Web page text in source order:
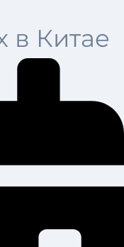
в Китае